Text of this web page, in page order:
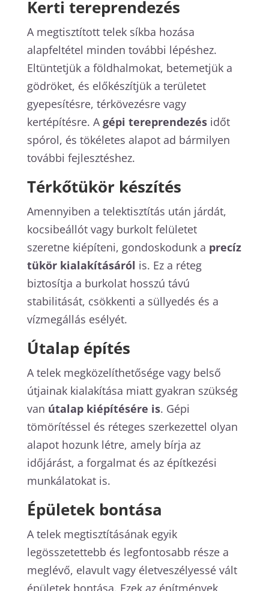
Kerti tereprendezés
A megtisztított telek síkba hozása
alapfeltétel minden további lépéshez.
Eltüntetjük a földhalmokat, betemetjük a
gödröket, és előkészítjük a területet
gyepesítésre, térkövezésre vagy
kertépítésre. Agépi tereprendezésidőt
spórol, és tökéletes alapot ad bármilyen
további fejlesztéshez.
Térkőtükör készítés
Amennyiben a telektisztítás után járdát,
kocsibeállót vagy burkolt felületet
szeretne kiépíteni, gondoskodunk a precíz
tükör kialakításáról is. Ez a réteg
biztosítja a burkolat hosszú távú
stabilitását, csökkenti a süllyedés és a
vízmegállás esélyét.
Útalap építés
A telek megközelíthetősége vagy belső
útjainak kialakítása miatt gyakran szükség
van útalap kiépítésére is. Gépi
tömörítéssel és réteges szerkezettel olyan
alapot hozunk létre, amely bírja az
időjárást, a forgalmat és az építkezési
munkálatokat is.
Épületek bontása
A telek megtisztításának egyik
legösszetettebb és legfontosabb része a
meglévő, elavult vagy életveszélyessé vált
épületek bontása. Ezek az építmények